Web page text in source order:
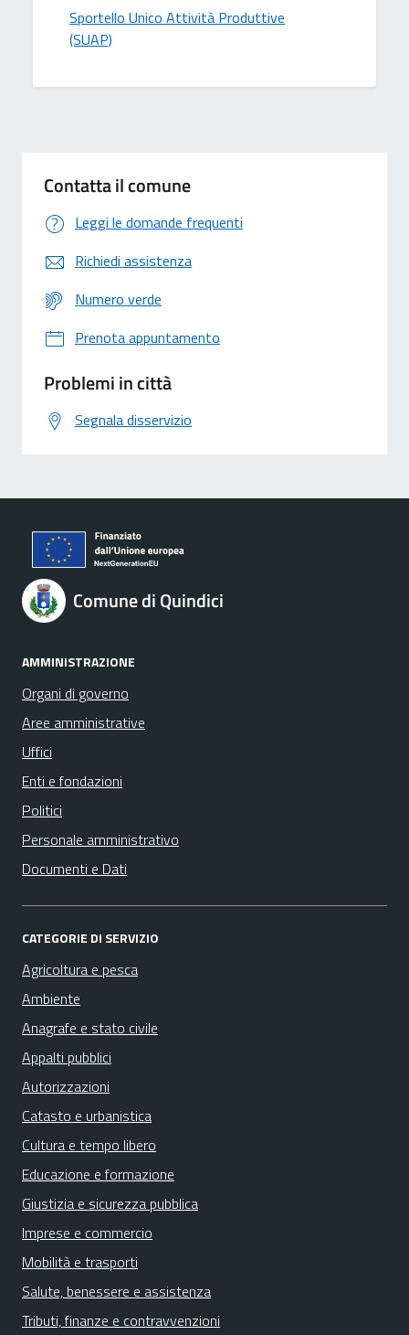
Sportello Unico Attività Produttive
(SUAP)
Contatta il comune
Leggi le domande frequenti
Richiedi assistenza
Numero verde
Prenota appuntamento
Problemi in città
Segnala disservizio
Comune di Quindici
AMMINISTRAZIONE
Organi di governo
Aree amministrative
Uffici
Enti e fondazioni
Politici
Personale amministrativo
Documenti e Dati
CATEGORIE DI SERVIZIO
Agricoltura e pesca
Ambiente
Anagrafe e stato civile
Appalti pubblici
Autorizzazioni
Catasto e urbanistica
Cultura e tempo libero
Educazione e formazione
Giustizia e sicurezza pubblica
Imprese e commercio
Mobilità e trasporti
Salute, benessere e assistenza
Tributi, finanze e contravvenzioni